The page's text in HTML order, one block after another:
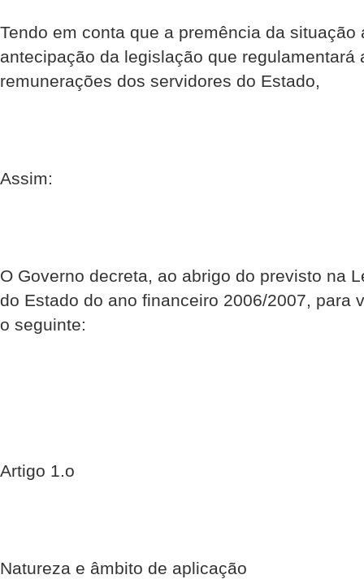
Tendo em conta que a premência da situação
antecipação da legislação que regulamentará
remunerações dos servidores do Estado,
Assim:
O Governo decreta, ao abrigo do previsto na
do Estado do ano financeiro 2006/2007, para
o seguinte:
Artigo 1.o
Natureza e âmbito de aplicação